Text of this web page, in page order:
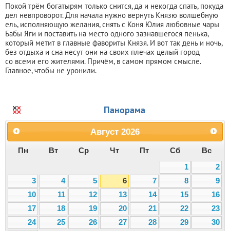
Покой трём богатырям только снится, да и некогда спать, покуда
дел невпроворот. Для начала нужно вернуть Князю волшебную
ель, исполняющую желания, снять с Коня Юлия любовные чары
Бабы Яги и поставить на место одного зазнавшегося пенька,
который метит в главные фавориты Князя. И вот так день и ночь,
без отдыха и сна несут они на своих плечах целый город
со всеми его жителями. Причём, в самом прямом смысле.
Главное, чтобы не уронили.
Панорама
Август 2026
Пн Вт Ср Чт Пт Сб
Вс
1
2
3
4 5 6 7 8
9
10
11 12 13 14 15
16
17
18 19 20 21 22
23
24
25 26 27 28 29
30